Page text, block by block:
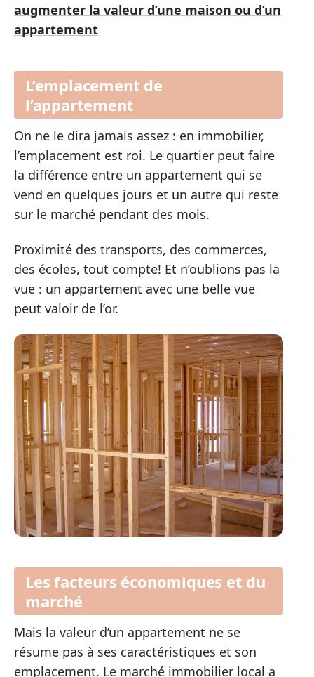
augmenter la valeur d’une maison ou d’un
appartement
L’emplacement de
l’appartement
On ne le dira jamais assez : en immobilier,
l’emplacement est roi. Le quartier peut faire
la différence entre un appartement qui se
vend en quelques jours et un autre qui reste
sur le marché pendant des mois.
Proximité des transports, des commerces,
des écoles, tout compte! Et n’oublions pas la
vue : un appartement avec une belle vue
peut valoir de l’or.
Les facteurs économiques et du
marché
Mais la valeur d’un appartement ne se
résume pas à ses caractéristiques et son
emplacement. Le marché immobilier local a